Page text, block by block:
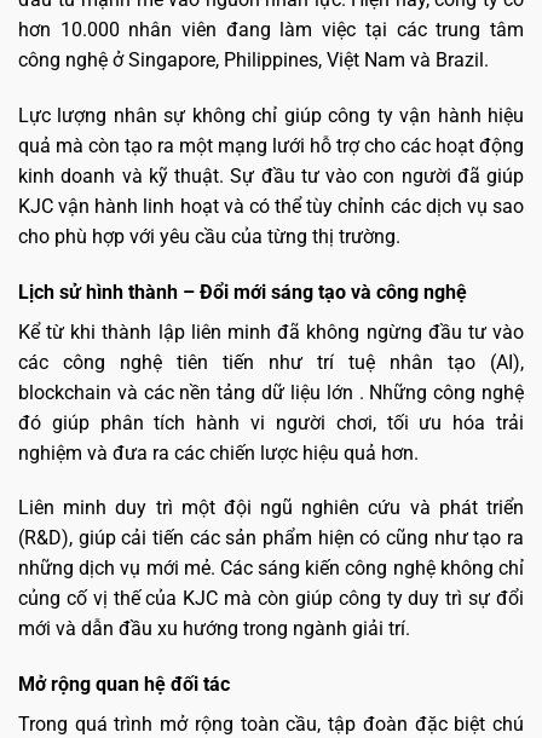
hơn 10.000 nhân viên đang làm việc tại các trung tâm
công nghệ ở Singapore, Philippines, Việt Nam và Brazil.
Lực lượng nhân sự không chỉ giúp công ty vận hành hiệu
quả mà còn tạo ra một mạng lưới hỗ trợ cho các hoạt động
kinh doanh và kỹ thuật. Sự đầu tư vào con người đã giúp
KJC vận hành linh hoạt và có thể tùy chỉnh các dịch vụ sao
cho phù hợp với yêu cầu của từng thị trường.
Lịch sử hình thành – Đổi mới sáng tạo và công nghệ
Kể từ khi thành lập liên minh đã không ngừng đầu tư vào
các công nghệ tiên tiến như trí tuệ nhân tạo (AI),
blockchain và các nền tảng dữ liệu lớn . Những công nghệ
đó giúp phân tích hành vi người chơi, tối ưu hóa trải
nghiệm và đưa ra các chiến lược hiệu quả hơn.
Liên minh duy trì một đội ngũ nghiên cứu và phát triển
(R&D), giúp cải tiến các sản phẩm hiện có cũng như tạo ra
những dịch vụ mới mẻ. Các sáng kiến công nghệ không chỉ
củng cố vị thế của KJC mà còn giúp công ty duy trì sự đổi
mới và dẫn đầu xu hướng trong ngành giải trí.
Mở rộng quan hệ đối tác
Trong quá trình mở rộng toàn cầu, tập đoàn đặc biệt chú